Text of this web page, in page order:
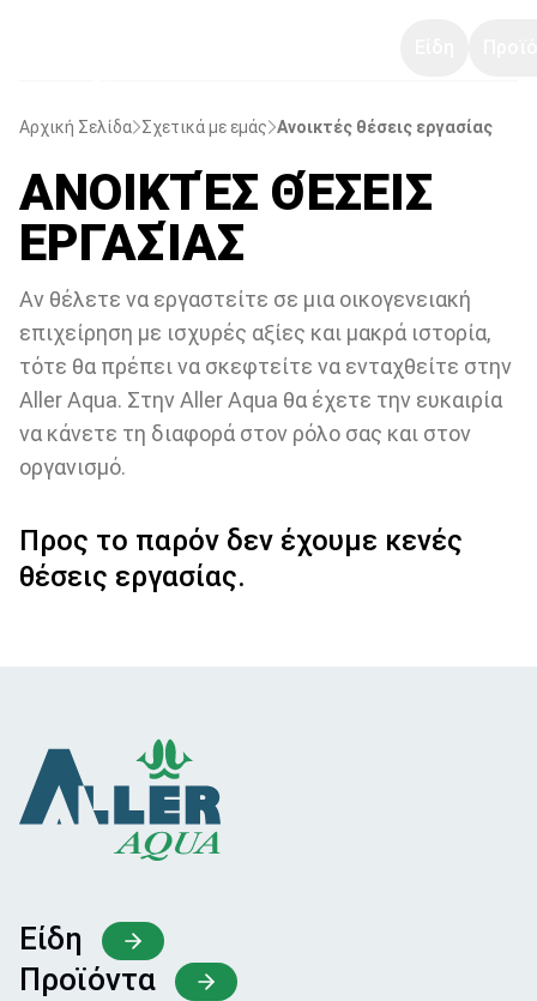
Αρχική Σελίδα Σχετικά με εμάς Ανοικτές θέσεις εργασίας
ΑΝΟΙΚΤΈΣ ΘΈΣΕΙΣ
ΕΡΓΑΣΊΑΣ
Αν θέλετε να εργαστείτε σε μια οικογενειακή
επιχείρηση με ισχυρές αξίες και μακρά ιστορία,
τότε θα πρέπει να σκεφτείτε να ενταχθείτε στην
Aller Aqua. Στην Aller Aqua θα έχετε την ευκαιρία
να κάνετε τη διαφορά στον ρόλο σας και στον
οργανισμό.
Προς το παρόν δεν έχουμε κενές
θέσεις εργασίας.
Είδη
Προϊόντα